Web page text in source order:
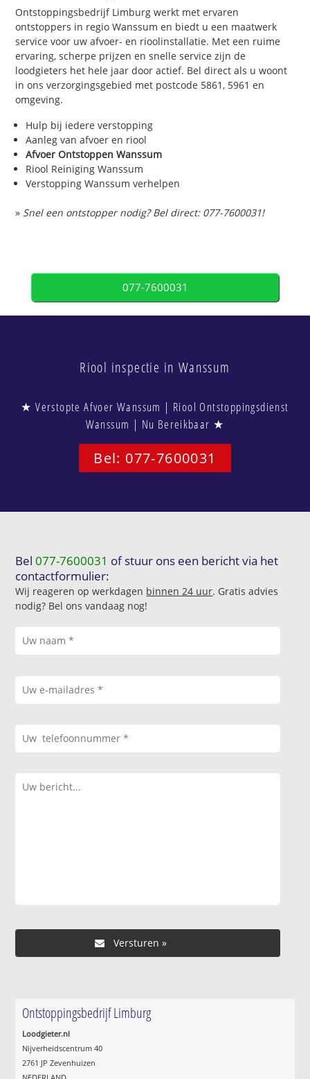
Ontstoppingsbedrijf Limburg werkt met ervaren
ontstoppers in regio Wanssum en biedt u een maatwerk
service voor uw afvoer- en rioolinstallatie. Met een ruime
ervaring, scherpe prijzen en snelle service zijn de
loodgieters het hele jaar door actief. Bel direct als u woont
in ons verzorgingsgebied met postcode 5861, 5961 en
omgeving.
Hulp bij iedere verstopping
Aanleg van afvoer en riool
Afvoer Ontstoppen Wanssum
Riool Reiniging Wanssum
Verstopping Wanssum verhelpen
» Snel een ontstopper nodig? Bel direct: 077-7600031!
077-7600031
Riool inspectie in Wanssum
★ Verstopte Afvoer Wanssum | Riool Ontstoppingsdienst
Wanssum | Nu Bereikbaar ★
Bel: 077-7600031
Bel077-7600031 of stuur ons een bericht via het
contactformulier:
Wij reageren op werkdagen binnen 24 uur. Gratis advies
nodig? Bel ons vandaag nog!
Ontstoppingsbedrijf Limburg
Loodgieter.nl
Nijverheidscentrum 40
2761 JP Zevenhuizen